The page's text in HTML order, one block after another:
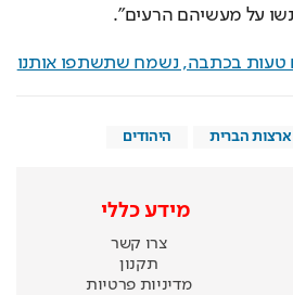
על מעשיהם הרעים".
בכתבה, נשמח שתשתפו אותנו
הברית היהודים
מידע כללי
צרו קשר
תקנון
מדיניות פרטיות